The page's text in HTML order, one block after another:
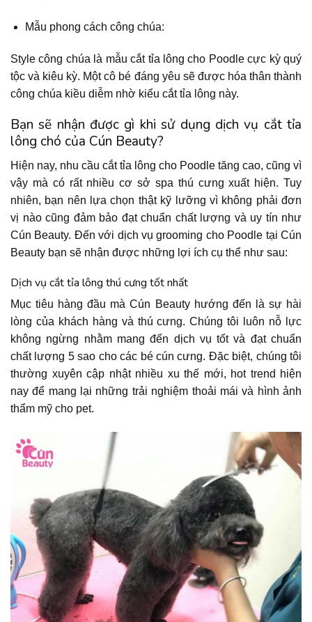
Mẫu phong cách công chúa:
Style công chúa là mẫu cắt tỉa lông cho Poodle cực kỳ quý
tộc và kiêu kỳ. Một cô bé đáng yêu sẽ được hóa thân thành
công chúa kiều diễm nhờ kiểu cắt tỉa lông này.
Bạn sẽ nhận được gì khi sử dụng dịch vụ cắt tỉa
lông chó của Cún Beauty?
Hiện nay, nhu cầu cắt tỉa lông cho Poodle tăng cao, cũng vì
vậy mà có rất nhiều cơ sở spa thú cưng xuất hiện. Tuy
nhiên, bạn nên lựa chọn thật kỹ lưỡng vì không phải đơn
vị nào cũng đảm bảo đạt chuẩn chất lượng và uy tín như
Cún Beauty. Đến với dịch vụ grooming cho Poodle tại Cún
Beauty bạn sẽ nhận được những lợi ích cụ thể như sau:
Dịch vụ cắt tỉa lông thú cưng tốt nhất
Mục tiêu hàng đầu mà Cún Beauty hướng đến là sự hài
lòng của khách hàng và thú cưng. Chúng tôi luôn nỗ lực
không ngừng nhằm mang đến dịch vụ tốt và đạt chuẩn
chất lượng 5 sao cho các bé cún cưng. Đặc biệt, chúng tôi
thường xuyên cập nhật nhiều xu thế mới, hot trend hiện
nay để mang lại những trải nghiệm thoải mái và hình ảnh
thẩm mỹ cho pet.